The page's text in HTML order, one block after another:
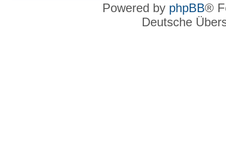
Powered by phpBB®
Deutsche